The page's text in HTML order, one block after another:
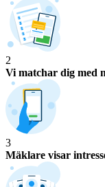
2
Vi matchar dig med
3
Mäklare visar